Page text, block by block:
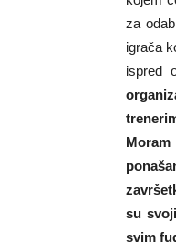
za
igrača
ispred
su
svim